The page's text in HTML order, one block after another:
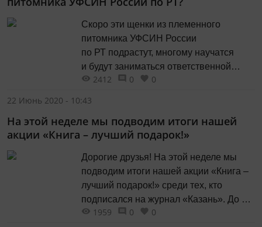
Скоро эти щенки из племенного
питомника УФСИН России
по РТ подрастут, многому научатся
и будут заниматься ответственной
работой. А кто-то из них, возможно,
2412 0
0
22 Июнь 2020 - 10:43
На этой неделе мы подводим итоги нашей
акции «Книга – лучший подарок!»
Дорогие друзья! На этой неделе мы
подводим итоги нашей акции «Книга –
лучший подарок!» среди тех, кто
подписался на журнал «Казань». До 26
июня включительно просим прислать
1959 0
0